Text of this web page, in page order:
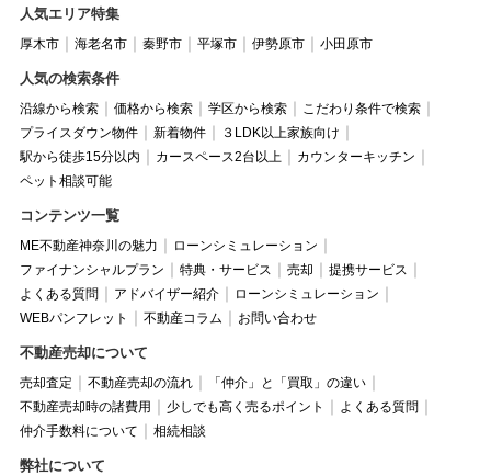
人気エリア特集
厚木市 海老名市 秦野市 平塚市 伊勢原市 小田原市
人気の検索条件
沿線から検索 価格から検索 学区から検索
こだわり条件で検索
プライスダウン物件
新着物件
３LDK以上家族向け
駅から徒歩15分以内
カースペース2台以上
カウンターキッチン
ペット相談可能
コンテンツ一覧
ME不動産神奈川の魅力
ローンシミュレーション
ファイナンシャルプラン
特典・サービス 売却
提携サービス
よくある質問
アドバイザー紹介
ローンシミュレーション
WEBパンフレット
不動産コラム お問い合わせ
不動産売却について
売却査定 不動産売却の流れ
「仲介」と「買取」の違い
不動産売却時の諸費用
少しでも高く売るポイント
よくある質問
仲介手数料について
相続相談
弊社について